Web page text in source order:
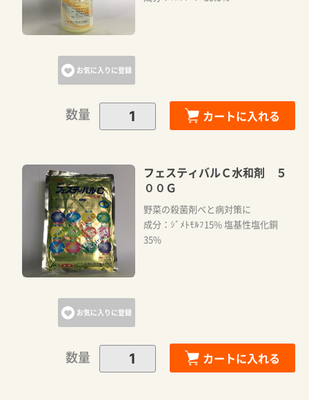
お気に入りに登録
数量 カートに入れる
お気に入りに登録
フェスティバルＣ水和剤 ５
００Ｇ
野菜の殺菌剤べと病対策に
成分：ｼﾞﾒﾄﾓﾙﾌ15% 塩基性塩化銅
35%
数量 カートに入れる